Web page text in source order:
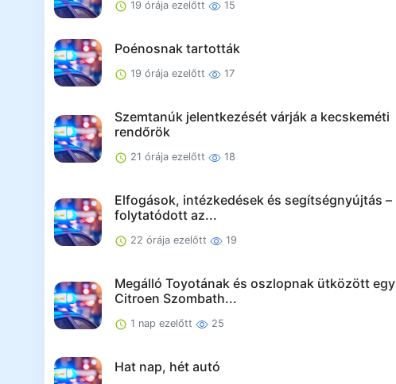
19 órája ezelőtt 15
Poénosnak tartották
19 órája ezelőtt 17
Szemtanúk jelentkezését várják a kecskeméti
rendőrök
21 órája ezelőtt 18
Elfogások, intézkedések és segítségnyújtás –
folytatódott az...
22 órája ezelőtt 19
Megálló Toyotának és oszlopnak ütközött egy
Citroen Szombath...
1 nap ezelőtt 25
Hat nap, hét autó